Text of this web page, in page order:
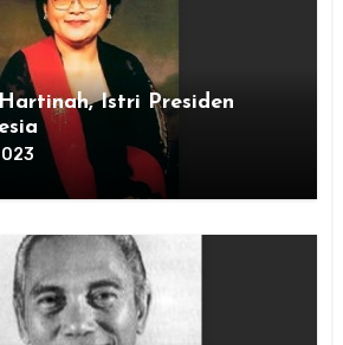
Istri Presiden